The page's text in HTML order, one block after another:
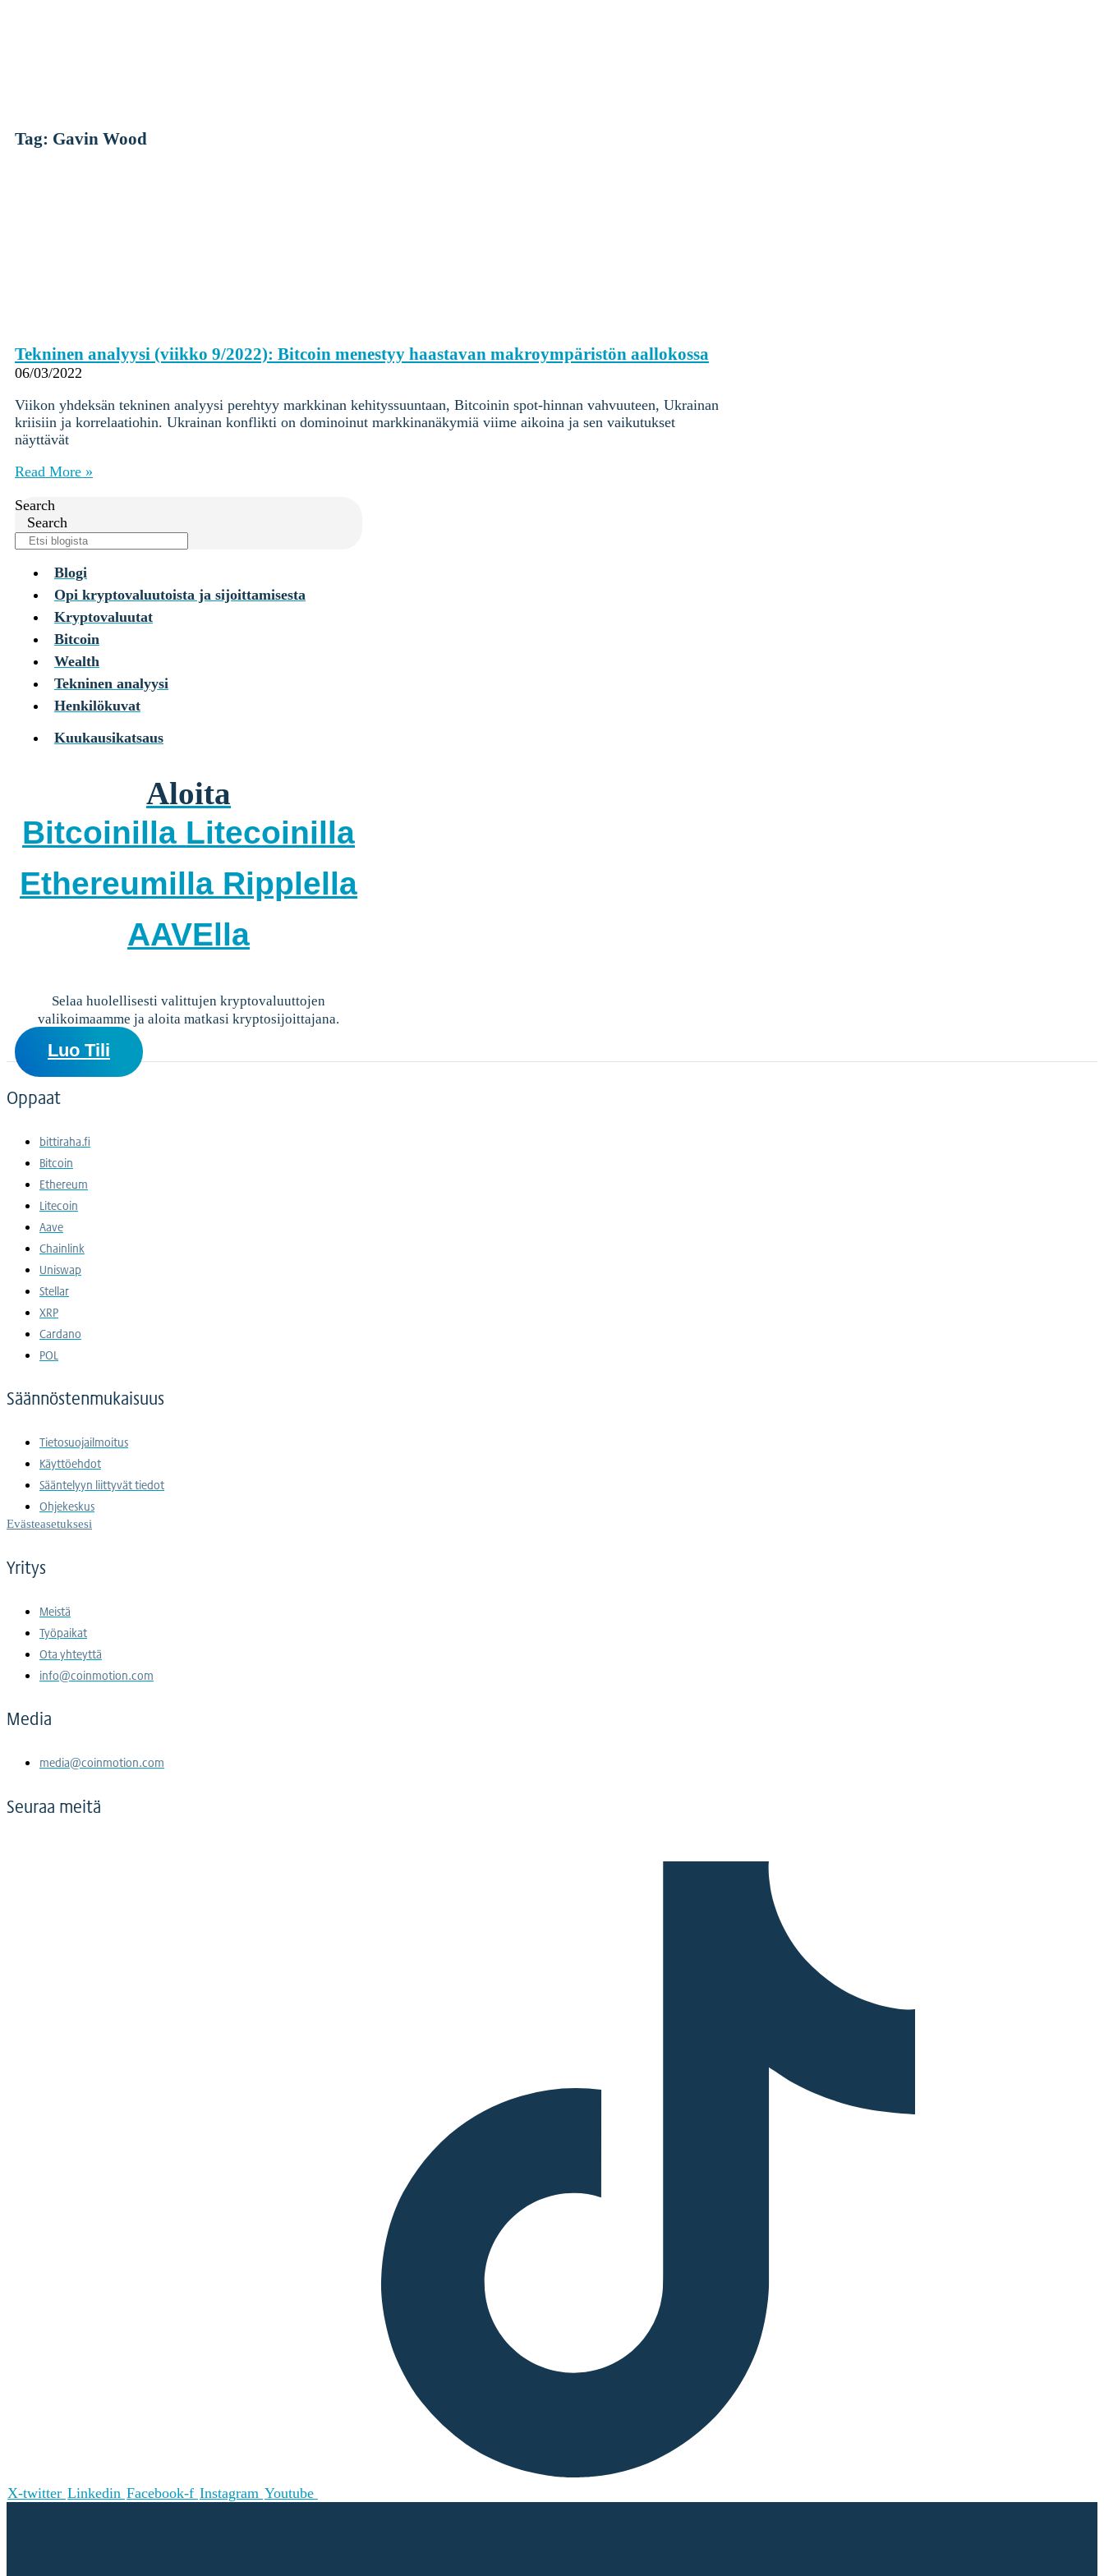
Kryptouutiset
Ohjekeskus
Kryptot
Palvelut
Yritykselle
Kryptouutiset
Ohjekeskus
Kirjaudu
Rekisteröidy
Choose
languageKirjaudu sisään tilillesi
Kryptot
Yksityisille
Kryptouutiset
Suomi (FI)
Suomi (FI)
Kirjaudu sisään tilillesi
Yksityisille
Kryptouutiset
Ohjekeskus
Suomi (FI)
Suomi (FI)
Tag: Gavin Wood
Tekninen analyysi (viikko 9/2022): Bitcoin menestyy haastavan makroympäristön aallokossa
06/03/2022
Viikon yhdeksän tekninen analyysi perehtyy markkinan kehityssuuntaan, Bitcoinin spot-hinnan vahvuuteen, Ukrainan
kriisiin ja korrelaatiohin. Ukrainan konflikti on dominoinut markkinanäkymiä viime aikoina ja sen vaikutukset
näyttävät
Read More »
Search
Search
Blogi
Opi kryptovaluutoista ja sijoittamisesta
Kryptovaluutat
Bitcoin
Wealth
Tekninen analyysi
Henkilökuvat
Kuukausikatsaus
Aloita
Bitcoinilla Litecoinilla
Ethereumilla Ripplella
AAVElla
Selaa huolellisesti valittujen kryptovaluuttojen
valikoimaamme ja aloita matkasi kryptosijoittajana.
Luo Tili
Oppaat
bittiraha.fi
Bitcoin
Ethereum
Litecoin
Aave
Chainlink
Uniswap
Stellar
XRP
Cardano
POL
Säännöstenmukaisuus
Tietosuojailmoitus
Käyttöehdot
Sääntelyyn liittyvät tiedot
Ohjekeskus
Evästeasetuksesi
Yritys
Meistä
Työpaikat
Ota yhteyttä
info@coinmotion.com
Media
media@coinmotion.com
Seuraa meitä
X-twitter Linkedin Facebook-f Instagram Youtube